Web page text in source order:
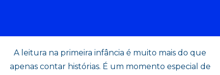
A leitura na primeira infância é muito mais do que
apenas contar histórias. É um momento especial de